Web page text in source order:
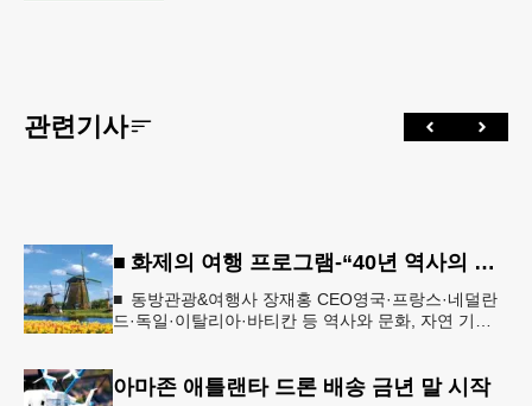
관련기사
■ 화제의 여행 프로그램-“40년 역사의 신뢰… 서유럽 8개국 13일 대장정”
■ 동방관광&여행사 장재홍 CEO영국·프랑스·네덜란
드·독일·이탈리아·바티칸 등 역사와 문화, 자연 기
아마존 애틀랜타 드론 배송 금년 말 시작